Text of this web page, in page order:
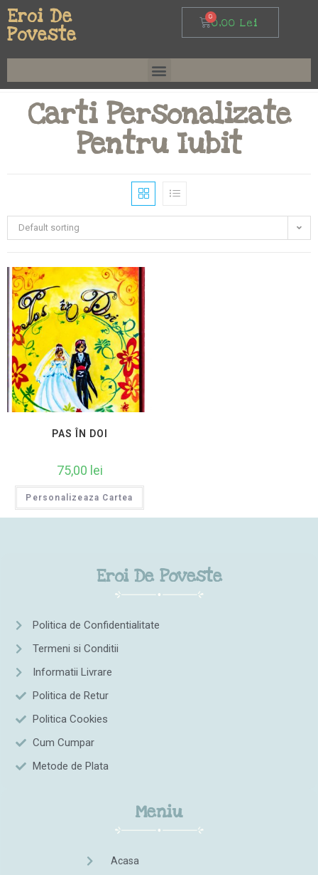
Eroi De
Poveste
0,00Lei
Carti Personalizate
Pentru Iubit
Default sorting
PAS ÎN DOI
75,00 lei
Personalizeaza Cartea
Eroi De Poveste
Politica de Confidentialitate
Termeni si Conditii
Informatii Livrare
Politica de Retur
Politica Cookies
Cum Cumpar
Metode de Plata
Meniu
Acasa